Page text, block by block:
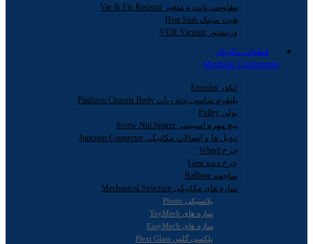
مقاومت ثابت و متغیر Var & Fix Resistor
هیت سینک Heat Sink
وریستور VDR Varistor
قطعات مکانیک
Mechanic Components
انکدر Encoder
پلتفرم شاسی بدنه ربات Platform Chassis Body
پولی Pulley
پیچ مهره اسپیسر Screw Nut Spacer
تبدیل ها و اتصالات مکانیکی Junction Connector
چرخ Wheel
چرخ دنده Gear
ساچمه Ballbear
سازه های مکانیکی Mechanical Structure
پلاستیکی Plastic
سازه های ToyMech
سازه های EasyMech
پلکسی گلس Plexi Glass